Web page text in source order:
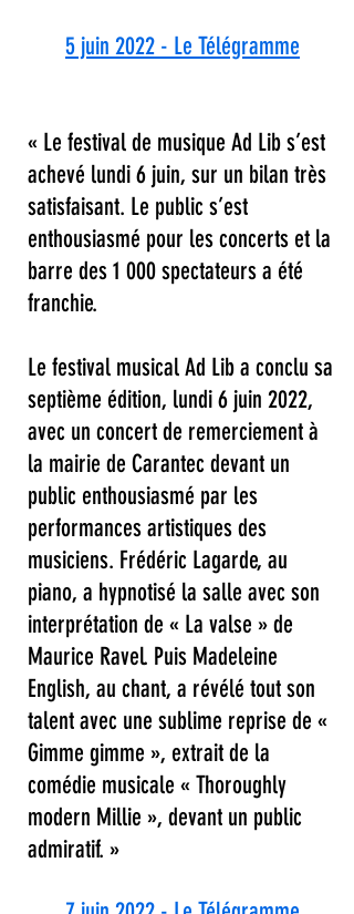
5 juin 2022 - Le Télégramme
« Le festival de musique Ad Lib s’est
achevé lundi 6 juin, sur un bilan très
satisfaisant. Le public s’est
enthousiasmé pour les concerts et la
barre des 1 000 spectateurs a été
franchie.
Le festival musical Ad Lib a conclu sa
septième édition, lundi 6 juin 2022,
avec un concert de remerciement à
la mairie de Carantec devant un
public enthousiasmé par les
performances artistiques des
musiciens. Frédéric Lagarde, au
piano, a hypnotisé la salle avec son
interprétation de « La valse » de
Maurice Ravel. Puis Madeleine
English, au chant, a révélé tout son
talent avec une sublime reprise de «
Gimme gimme », extrait de la
comédie musicale « Thoroughly
modern Millie », devant un public
admiratif. »